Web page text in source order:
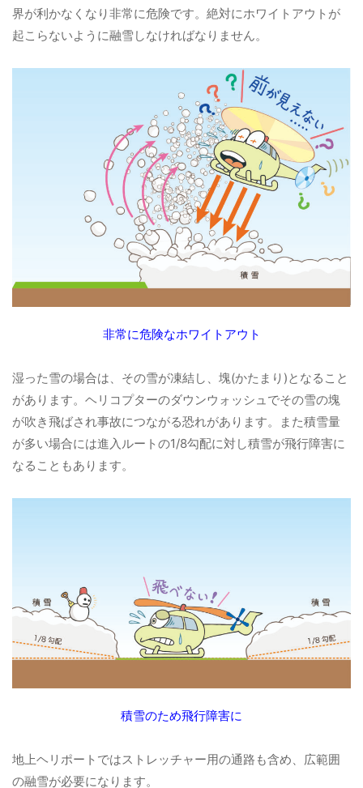
界が利かなくなり非常に危険です。絶対にホワイトアウトが
起こらないように融雪しなければなりません。
非常に危険なホワイトアウト
湿った雪の場合は、その雪が凍結し、塊(かたまり)となること
があります。ヘリコプターのダウンウォッシュでその雪の塊
が吹き飛ばされ事故につながる恐れがあります。また積雪量
が多い場合には進入ルートの1/8勾配に対し積雪が飛行障害に
なることもあります。
積雪のため飛行障害に
地上ヘリポートではストレッチャー用の通路も含め、広範囲
の融雪が必要になります。